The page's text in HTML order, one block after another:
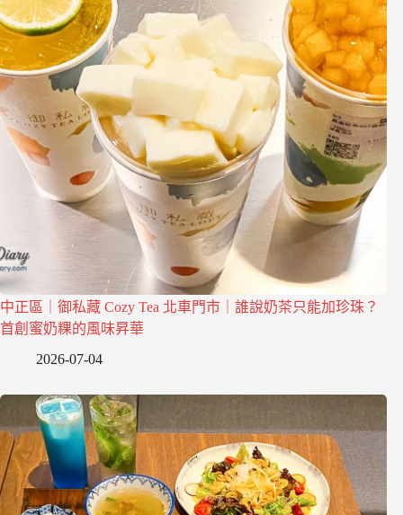
中正區｜御私藏 Cozy Tea 北車門市｜誰說奶茶只能加珍珠？
首創蜜奶粿的風味昇華
2026-07-04